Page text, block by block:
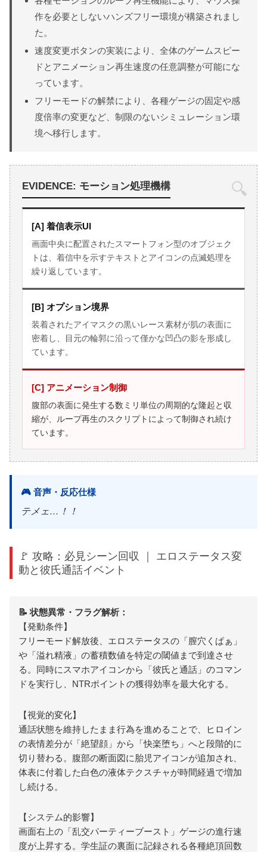
作を必要としないハンズフリー環境が構築されまし
た。
速度変更ボタンの実装により、全体のゲームスピー
ドとアニメーション再生速度の任意調整が可能にな
っています。
フリーモードの解禁により、各種ゲージの固定や感
度倍率の変更など、制限のないシミュレーション環
境へ移行します。
🔍
EVIDENCE: モーション処理機構
[A] 着信表示UI
画面中央に配置されたスマートフォン型のオブジェク
トは、着信中を示すテキストとアイコンの点滅処理を
繰り返しています。
[B] オプション境界
装着されたアイマスクの黒いレース素材が肌の表面に
密着し、目元の輪郭に沿って僅かな凹凸の影を形成し
ています。
[C] アニメーション制御
腹部の表面に発生する数ミリ単位の周期的な隆起と収
縮が、ループ再生のスクリプトによって制御され続け
ています。
🎮 音声・反応仕様
テメェ…！！
🚩 攻略：必見シーン回収 ｜ エロステータス変
動と彼氏通話イベント
📝 状態異常・フラグ解析：
【発動条件】
フリーモード解放後、エロステータスの「膣穴くぱぁ」
や「溢れ精液」の蓄積数値を特定の閾値まで到達させ
る。同時にスマホアイコンから「彼氏と通話」のコマン
ドを実行し、NTRポイントの獲得効率を最大化する。
【視覚的変化】
通話状態を維持したまま行為を進めることで、ヒロイン
の表情差分が「絶望顔」から「快楽堕ち」へと段階的に
切り替わる。腹部の断面図に胎児アイコンが追加され、
体表に付着した白色の液体テクスチャが時間経過で増加
し続ける。
【システム的影響】
画面右上の「乱交パーティーブースト」ゲージの進行速
度が上昇する。学生証の裏面に記録される各種絶頂回数